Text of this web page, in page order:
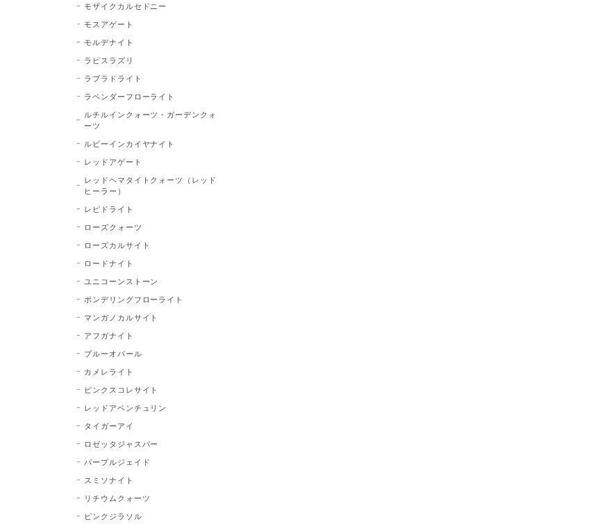
モザイクカルセドニー
モスアゲート
モルデナイト
ラピスラズリ
ラブラドライト
ラベンダーフローライト
ルチルインクォーツ・ガーデンクォ
ーツ
ルビーインカイヤナイト
レッドアゲート
レッドヘマタイトクォーツ（レッド
ヒーラー）
レピドライト
ローズクォーツ
ローズカルサイト
ロードナイト
ユニコーンストーン
ポンデリングフローライト
マンガノカルサイト
アフガナイト
ブルーオパール
カメレライト
ピンクスコレサイト
レッドアベンチュリン
タイガーアイ
ロゼッタジャスパー
パープルジェイド
スミソナイト
リチウムクォーツ
ピンクジラソル